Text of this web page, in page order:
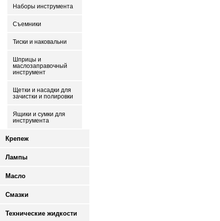
Наборы инструмента
Съемники
Тиски и наковальни
Шприцы и
маслозаправочный
инструмент
Щетки и насадки для
зачистки и полировки
Ящики и сумки для
инструмента
Крепеж
Лампы
Масло
Смазки
Технические жидкости